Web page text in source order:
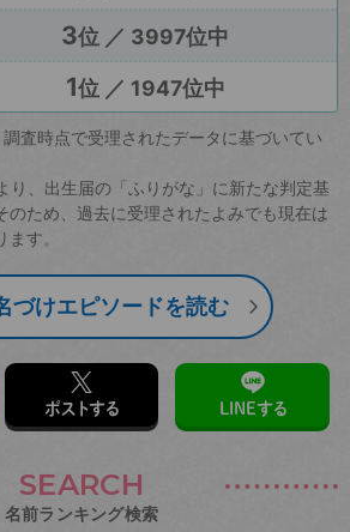
3位 ／ 3997位中
1位 ／ 1947位中
査時点で受理されたデータに基づいてい
り、出生届の「ふりがな」に新たな判定基
のため、過去に受理されたよみでも現在は
す。
づけエピソードを読む
ポストする LINEする
SEARCH
名前ランキング検索